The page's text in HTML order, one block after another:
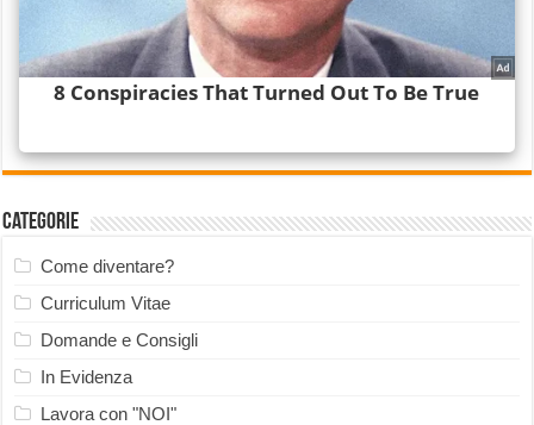
Categorie
Come diventare?
Curriculum Vitae
Domande e Consigli
In Evidenza
Lavora con "NOI"